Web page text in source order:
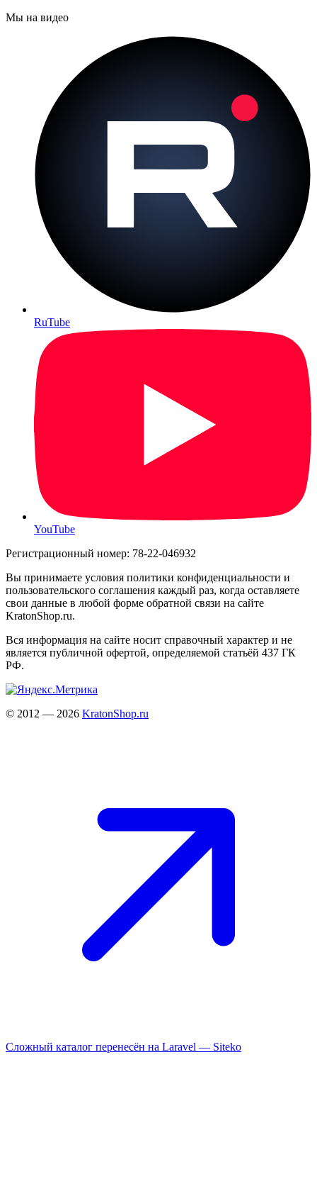
Мы на видео
RuTube
YouTube
Регистрационный номер: 78-22-046932
Вы принимаете условия политики конфиденциальности и
пользовательского соглашения каждый раз, когда оставляете
свои данные в любой форме обратной связи на сайте
KratonShop.ru.
Вся информация на сайте носит справочный характер и не
является публичной офертой, определяемой статьёй 437 ГК
РФ.
© 2012 — 2026 KratonShop.ru
Сложный каталог перенесён на Laravel — Siteko